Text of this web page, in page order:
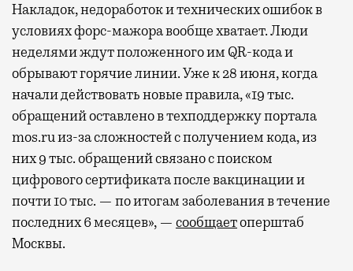
Накладок, недоработок и технических ошибок в
условиях форс-мажора вообще хватает. Люди
неделями ждут положенного им QR-кода и
обрывают горячие линии. Уже к 28 июня, когда
начали действовать новые правила, «19 тыс.
обращений оставлено в техподдержку портала
mos.ru из-за сложностей с получением кода, из
них 9 тыс. обращений связано с поиском
цифрового сертификата после вакцинации и
почти 10 тыс. — по итогам заболевания в течение
последних 6 месяцев», — сообщаетоперштаб
Москвы.